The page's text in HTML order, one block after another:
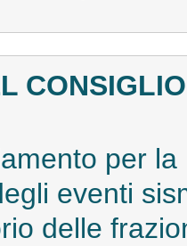
per
eventi
delle